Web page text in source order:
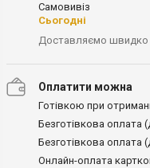
Самовивіз
Сьогодні
Доставляємо швидко
Оплатити можна
Готівкою при
Безготівкова оплата
Безготівкова оплата
Онлайн-оплата